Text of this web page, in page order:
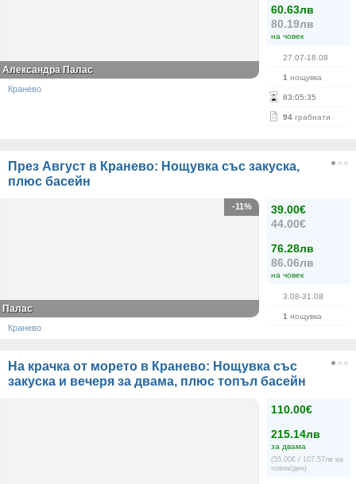
60.63лв
80.19лв
на човек
27.07-18.08
1 нощувка
83:05:35
94 грабнати
Александра Палас
Кранево
През Август в Кранево: Нощувка със закуска,
плюс басейн
39.00€
44.00€
76.28лв
86.06лв
на човек
3.08-31.08
1 нощувка
-11%
Палас
Кранево
На крачка от морето в Кранево: Нощувка със
закуска и вечеря за двама, плюс топъл басейн
110.00€
215.14лв
за двама
(55.00€ / 107.57лв на
човек/ден)